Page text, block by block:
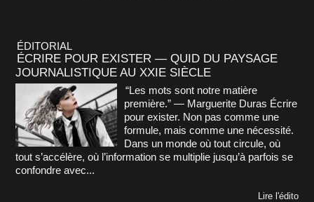
ÉDITORIAL
ÉCRIRE POUR EXISTER — QUID DU PAYSAGE
JOURNALISTIQUE AU XXIE SIÈCLE
“Les mots sont notre matière
première.” — Marguerite Duras Écrire
pour exister. Non pas comme une
formule, mais comme une nécessité.
Dans un monde où tout circule, où
tout s’accélère, où l’information se multiplie jusqu’à parfois se
confondre avec...
Lire l'édito